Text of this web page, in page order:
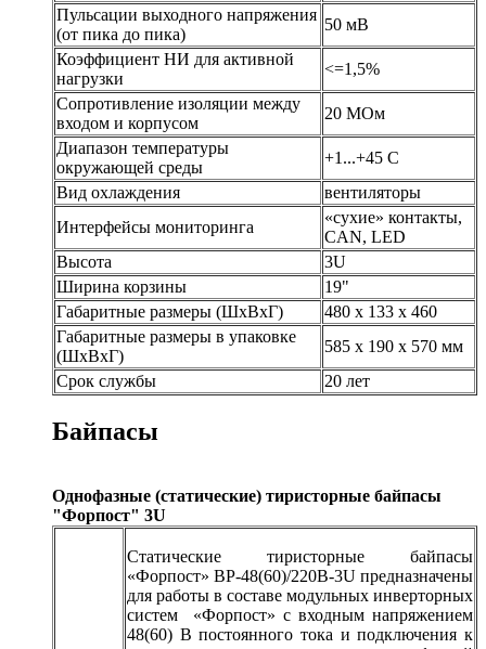
Пульсации выходного напряжения
(от пика до пика)
50 мВ
Коэффициент НИ для активной
нагрузки
<=1,5%
Сопротивление изоляции между
входом и корпусом
20 МОм
Диапазон температуры
окружающей среды
+1...+45 С
Вид охлаждения
вентиляторы
Интерфейсы мониторинга
«сухие» контакты,
CAN, LED
Высота
3U
Ширина корзины
19"
Габаритные размеры (ШхВхГ)
480 x 133 x 460
Габаритные размеры в упаковке
(ШхВхГ)
585 x 190 x 570 мм
Срок службы
20 лет
Байпасы
Однофазные (статические) тиристорные байпасы
"Форпост" 3U
Статические тиристорные байпасы
«Форпост» BP-48(60)/220В-3U предназначены
для работы в составе модульных инверторных
систем «Форпост» с входным напряжением
48(60) В постоянного тока и подключения к